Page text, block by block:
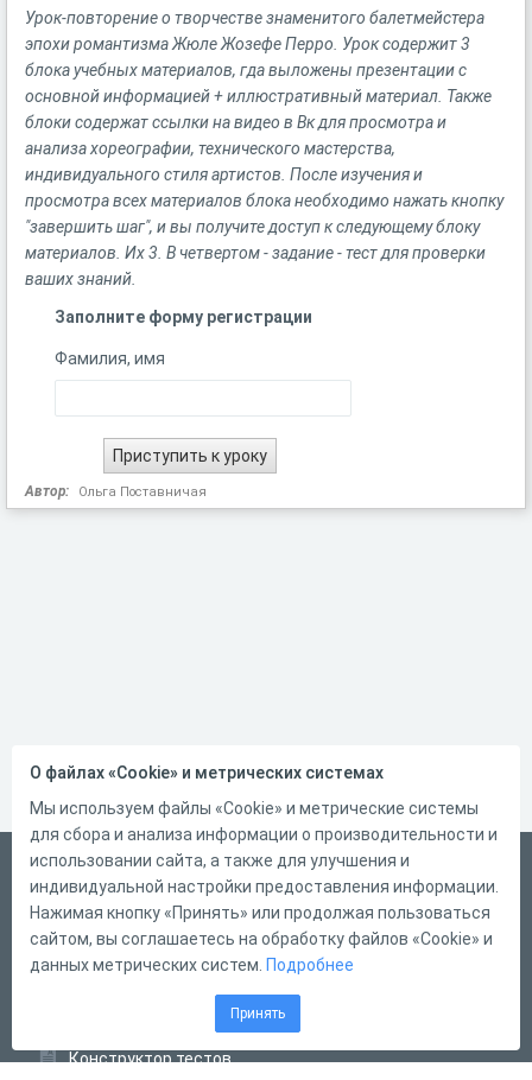
Урок-повторение о творчестве знаменитого балетмейстера
эпохи романтизма Жюле Жозефе Перро. Урок содержит 3
блока учебных материалов, гда выложены презентации с
основной информацией + иллюстративный материал. Также
блоки содержат ссылки на видео в Вк для просмотра и
анализа хореографии, технического мастерства,
индивидуального стиля артистов. После изучения и
просмотра всех материалов блока необходимо нажать кнопку
"завершить шаг", и вы получите доступ к следующему блоку
материалов. Их 3. В четвертом - задание - тест для проверки
ваших знаний.
Заполните форму регистрации
Фамилия, имя
Автор: Ольга Поставничая
Русский
Справка
Форма обратной связи
Конструктор тестов
О файлах «Cookie» и метрических системах
Мы используем файлы «Cookie» и метрические системы
для сбора и анализа информации о производительности и
использовании сайта, а также для улучшения и
индивидуальной настройки предоставления информации.
Нажимая кнопку «Принять» или продолжая пользоваться
сайтом, вы соглашаетесь на обработку файлов «Cookie» и
данных метрических систем. Подробнее
Принять